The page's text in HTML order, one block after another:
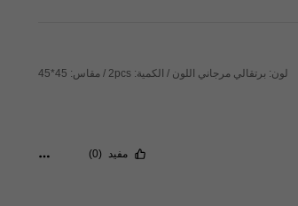
لون: برتقالي مرجاني اللون / الكمية: 2pcs / مقاس: 45*45
مفيد (0)